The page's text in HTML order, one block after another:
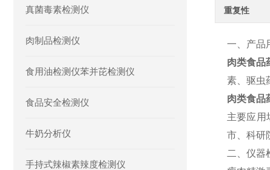
重复性
一、产品
肉类食品
素、驱虫
肉类食品
主要应用
市、科研
二、仪器
真菌毒素检测仪
肉制品检测仪
食用油检测仪苯并芘检测仪
食品安全检测仪
牛奶分析仪
手持式辣椒素辣度检测仪